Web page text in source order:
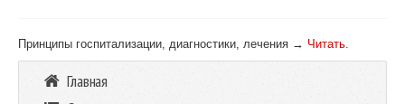
Принципы госпитализации, диагностики, лечения → Читать.
Главная